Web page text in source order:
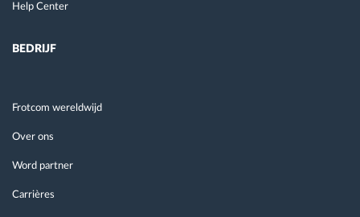
Help Center
BEDRIJF
Frotcom wereldwijd
Over ons
Word partner
Carrières